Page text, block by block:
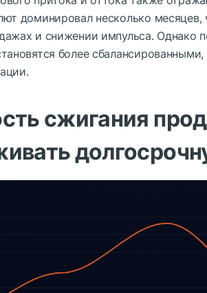
доминировал несколько месяцев,
и снижении импульса. Однако
более
сжигания